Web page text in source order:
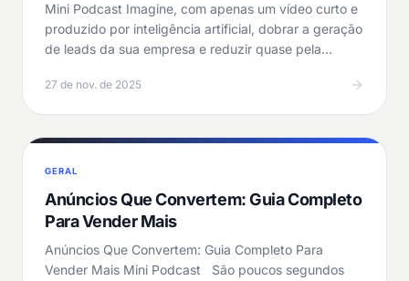
Mini Podcast Imagine, com apenas um vídeo curto e
produzido por inteligência artificial, dobrar a geração
de leads da sua empresa e reduzir quase pela…
27 de nov. de 2025
GERAL
Anúncios Que Convertem: Guia Completo
Para Vender Mais
Anúncios Que Convertem: Guia Completo Para
Vender Mais Mini Podcast São poucos segundos